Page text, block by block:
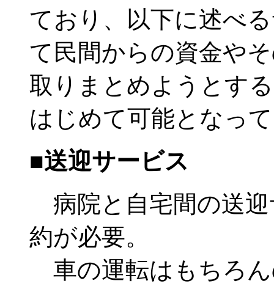
ており、以下に述べ
て民間からの資金や
取りまとめようとす
はじめて可能となっ
■送迎サービス
病院と自宅間の送
約が必要。
車の運転はもちろ